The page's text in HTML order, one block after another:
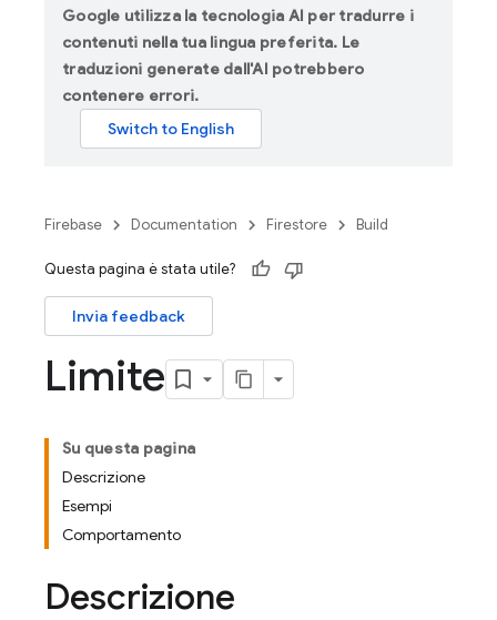
Google utilizza la tecnologia AI per tradurre i
contenuti nella tua lingua preferita. Le
traduzioni generate dall'AI potrebbero
contenere errori.
Firebase Documentation Firestore Build
Questa pagina è stata utile?
Invia feedback
Limite
Su questa pagina
Descrizione
Esempi
Comportamento
Descrizione